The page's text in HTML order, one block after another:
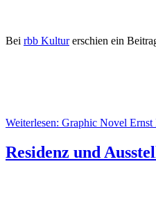
Bei rbb Kulturerschien ein
Weiterlesen: Graphic Novel
Residenz und